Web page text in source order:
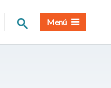
Buscar en el sitio
Menú